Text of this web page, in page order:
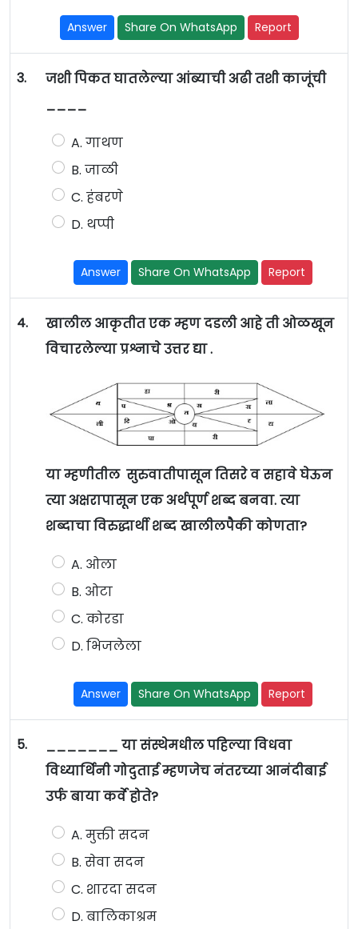
Answer Share On WhatsApp Report
3.
जशी पिकत घातलेल्या आंब्याची अढी तशी काजूंची
____
A. गाथण
B. जाळी
C. हंंबरणे
D. थप्पी
Answer Share On WhatsApp Report
4.
खालील आकृतीत एक म्हण दडली आहे ती ओळखून
विचारलेल्या प्रश्नाचे उत्तर द्या .
या म्हणीतील सुरुवातीपासून तिसरे व सहावे घेऊन
त्या अक्षरापासून एक अर्थपूर्ण शब्द बनवा. त्या
शब्दाचा विरुद्धार्थी शब्द खालीलपैकी कोणता?
A. ओला
B. ओटा
C. कोरडा
D. भिजलेला
Answer Share On WhatsApp Report
5.
_______ या संस्थेमधील पहिल्या विधवा
विध्यार्थिनी गोदुताई म्हणजेच नंतरच्या आनंदीबाई
उर्फ बाया कर्वे होते?
A. मुक्ती सदन
B. सेवा सदन
C. शारदा सदन
D. बालिकाश्रम